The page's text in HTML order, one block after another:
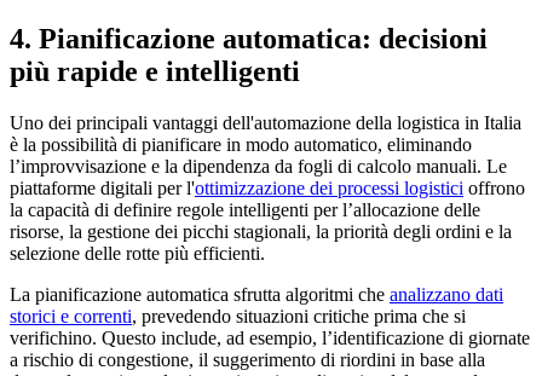
4. Pianificazione automatica: decisioni
più rapide e intelligenti
Uno dei principali vantaggi dell'automazione della logistica in Italia
è la possibilità di pianificare in modo automatico, eliminando
l’improvvisazione e la dipendenza da fogli di calcolo manuali. Le
piattaforme digitali per l'ottimizzazione dei processi logistici offrono
la capacità di definire regole intelligenti per l’allocazione delle
risorse, la gestione dei picchi stagionali, la priorità degli ordini e la
selezione delle rotte più efficienti.
La pianificazione automatica sfrutta algoritmi che analizzano dati
storici e correnti, prevedendo situazioni critiche prima che si
verifichino. Questo include, ad esempio, l’identificazione di giornate
a rischio di congestione, il suggerimento di riordini in base alla